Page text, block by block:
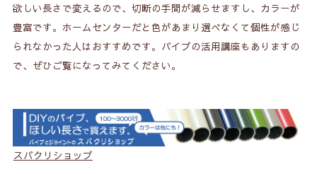
欲しい長さで変えるので、切断の手間が減らせますし、カラーが
豊富です。ホームセンターだと色があまり選べなくて個性が感じ
られなかった人はおすすめです。パイプの活用講座もありますの
で、ぜひご覧になってみてください。
スパクリショップ